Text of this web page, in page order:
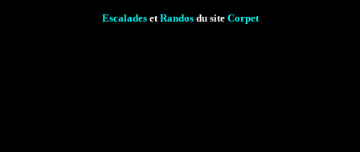
EscaladesetRandosdu site Corpet